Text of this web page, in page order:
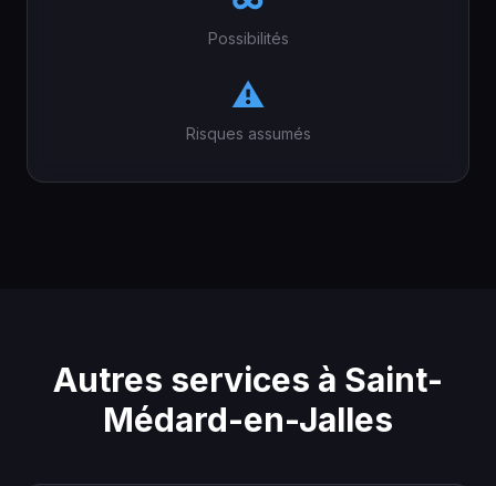
Possibilités
⚠️
Risques assumés
Autres services à Saint-
Médard-en-Jalles